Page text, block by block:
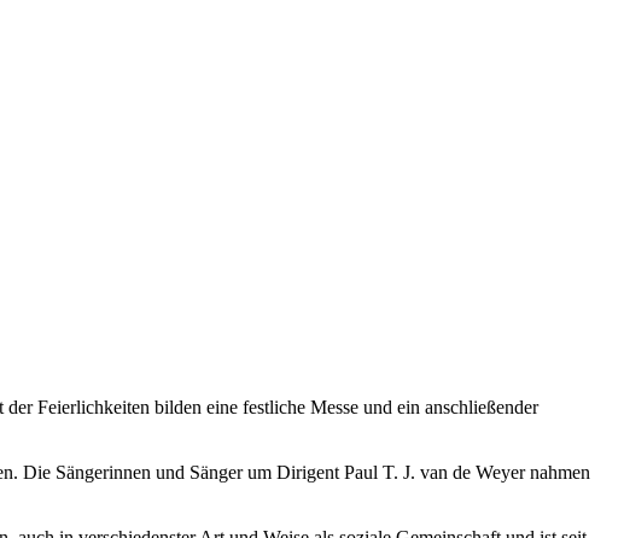
Feierlichkeiten bilden eine festliche Messe und ein anschließender
Die Sängerinnen und Sänger um Dirigent Paul T. J. van de Weyer nahmen